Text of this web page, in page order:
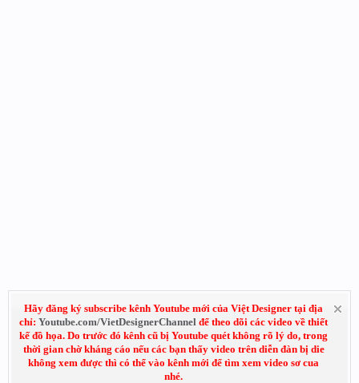
Hãy đăng ký subscribe kênh Youtube mới của Việt Designer tại địa
chỉ: Youtube.com/VietDesignerChannel để theo dõi các video về thiết
kế đồ họa. Do trước đó kênh cũ bị Youtube quét không rõ lý do, trong
thời gian chờ kháng cáo nếu các bạn thấy video trên diễn đàn bị die
không xem được thì có thể vào kênh mới để tìm xem video sơ cua
nhé.